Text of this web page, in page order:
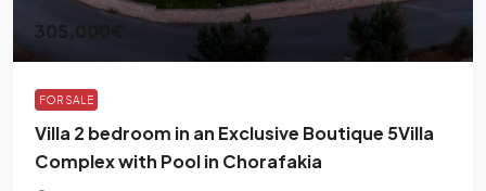
305,000€
FOR SALE
Villa 2 bedroom in an Exclusive Boutique 5Villa
Complex with Pool in Chorafakia